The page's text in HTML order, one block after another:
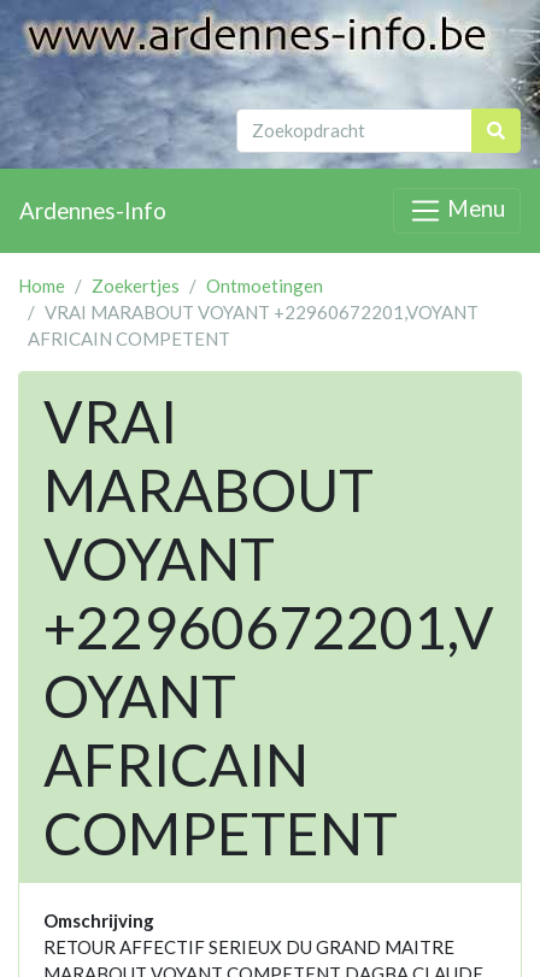
Ardennes-Info Menu
Home Zoekertjes
Ontmoetingen
VRAI MARABOUT VOYANT +22960672201,VOYANT
AFRICAIN COMPETENT
VRAI
MARABOUT
VOYANT
+22960672201,V
OYANT
AFRICAIN
COMPETENT
Omschrijving
RETOUR AFFECTIF SERIEUX DU GRAND MAITRE